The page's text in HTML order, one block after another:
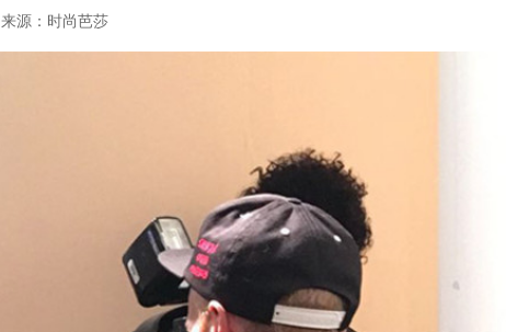
来源：时尚芭莎